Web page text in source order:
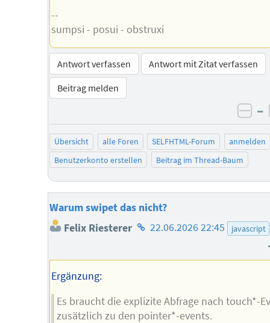
--
sumpsi - posui - obstruxi
Antwort verfassen
Antwort mit Zitat verfassen
Beitrag melden
–
Übersicht alle Foren SELFHTML-Forum
anmelden
Benutzerkonto erstellen
Beitrag im Thread-Baum
Warum swipet das nicht?
Felix Riesterer Homepage
Autors
22.06.2026 22:45 javascript
Ergänzung:
Es braucht die explizite Abfrage nach touch*-
zusätzlich zu den pointer*-events.